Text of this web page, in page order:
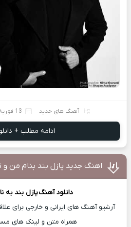
آهنگ های جدید 13 فوریه 2024
ادامه مطلب +
اهنگ جدید پازل بند بنام من و
دانلود آهنگپازل بند به
آرشیو آهنگ های ایرانی و خارجی برای
همراه متن و لینک های